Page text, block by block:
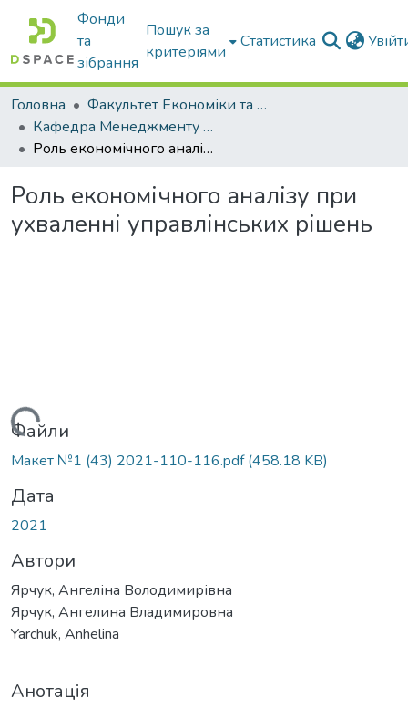
Фонди
та
зібрання
Пошук за
критеріями
Статистика
Головна
Факультет Економіки та бізнесу
Кафедра Менеджменту та публічного адміністрування
Роль економічного аналізу при ухваленні управлінських рішень
Роль економічного аналізу при
ухваленні управлінських рішень
Файли
Макет №1 (43) 2021-110-116.pdf(458.18 KB)
Дата
2021
Автори
Ярчук, Ангеліна Володимирівна
Ярчук, Ангелина Владимировна
Yarchuk, Anhelina
Анотація